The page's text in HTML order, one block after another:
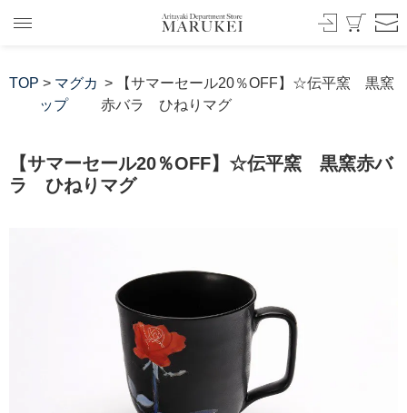
TOP > マグカ
ップ
> 【サマーセール20％OFF】☆伝平窯 黒窯
赤バラ ひねりマグ
【サマーセール20％OFF】☆伝平窯 黒窯赤バ
ラ ひねりマグ